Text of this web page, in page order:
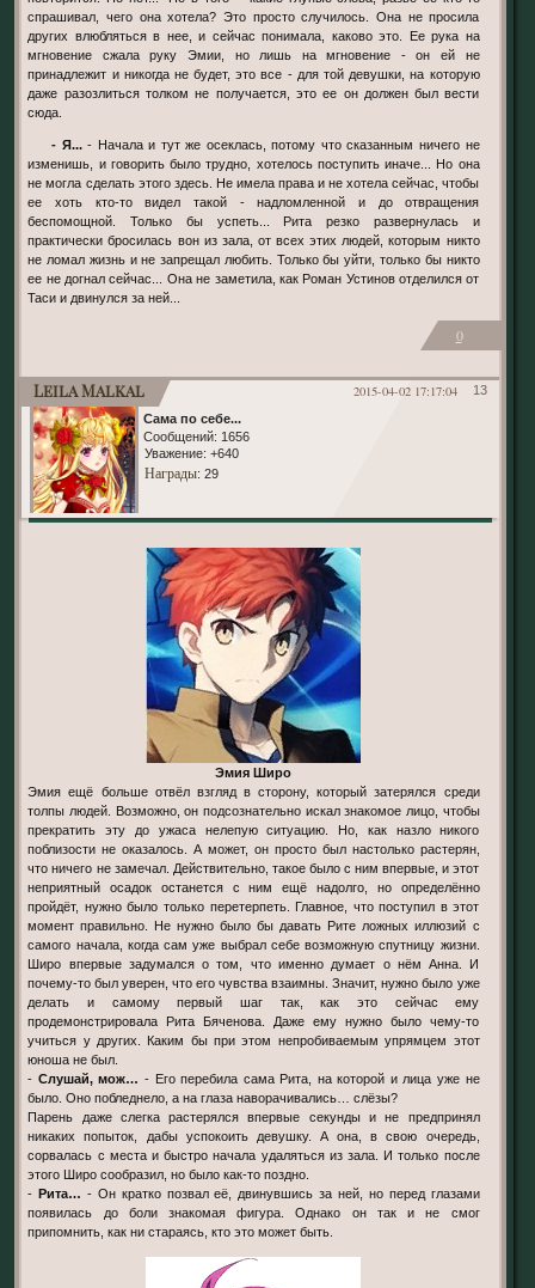
спрашивал, чего она хотела? Это просто случилось. Она не просила
других влюбляться в нее, и сейчас понимала, каково это. Ее рука на
мгновение сжала руку Эмии, но лишь на мгновение - он ей не
принадлежит и никогда не будет, это все - для той девушки, на которую
даже разозлиться толком не получается, это ее он должен был вести
сюда.
- Я...- Начала и тут же осеклась, потому что сказанным ничего не
изменишь, и говорить было трудно, хотелось поступить иначе... Но она
не могла сделать этого здесь. Не имела права и не хотела сейчас, чтобы
ее хоть кто-то видел такой - надломленной и до отвращения
беспомощной. Только бы успеть... Рита резко развернулась и
практически бросилась вон из зала, от всех этих людей, которым никто
не ломал жизнь и не запрещал любить. Только бы уйти, только бы никто
ее не догнал сейчас... Она не заметила, как Роман Устинов отделился от
Таси и двинулся за ней...
0
13
2015-04-02 17:17:04
Leila Malkal
Сама по себе...
Сообщений: 1656
Уважение: +640
Награды: 29
Эмия Широ
Эмия ещё больше отвёл взгляд в сторону, который затерялся среди
толпы людей. Возможно, он подсознательно искал знакомое лицо, чтобы
прекратить эту до ужаса нелепую ситуацию. Но, как назло никого
поблизости не оказалось. А может, он просто был настолько растерян,
что ничего не замечал. Действительно, такое было с ним впервые, и этот
неприятный осадок останется с ним ещё надолго, но определённо
пройдёт, нужно было только перетерпеть. Главное, что поступил в этот
момент правильно. Не нужно было бы давать Рите ложных иллюзий с
самого начала, когда сам уже выбрал себе возможную спутницу жизни.
Широ впервые задумался о том, что именно думает о нём Анна. И
почему-то был уверен, что его чувства взаимны. Значит, нужно было уже
делать и самому первый шаг так, как это сейчас ему
продемонстрировала Рита Бяченова. Даже ему нужно было чему-то
учиться у других. Каким бы при этом непробиваемым упрямцем этот
юноша не был.
- Слушай, мож… - Его перебила сама Рита, на которой и лица уже не
было. Оно побледнело, а на глаза наворачивались… слёзы?
Парень даже слегка растерялся впервые секунды и не предпринял
никаких попыток, дабы успокоить девушку. А она, в свою очередь,
сорвалась с места и быстро начала удаляться из зала. И только после
этого Широ сообразил, но было как-то поздно.
-Рита…- Он кратко позвал её, двинувшись за ней, но перед глазами
появилась до боли знакомая фигура. Однако он так и не смог
припомнить, как ни стараясь, кто это может быть.